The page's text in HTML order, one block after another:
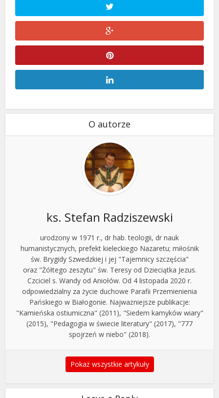
O autorze
ks. Stefan Radziszewski
urodzony w 1971 r., dr hab. teologii, dr nauk
humanistycznych, prefekt kieleckiego Nazaretu; miłośnik
św. Brygidy Szwedzkiej i jej "Tajemnicy szczęścia"
oraz "Żółtego zeszytu" św. Teresy od Dzieciątka Jezus.
Czciciel s. Wandy od Aniołów. Od 4 listopada 2020 r.
odpowiedzialny za życie duchowe Parafii Przemienienia
Pańskiego w Białogonie. Najważniejsze publikacje:
"Kamieńska ostiumiczna" (2011), "Siedem kamyków wiary"
(2015), "Pedagogia w świecie literatury" (2017), "777
spojrzeń w niebo" (2018).
Pokaż wszystkie artykuły